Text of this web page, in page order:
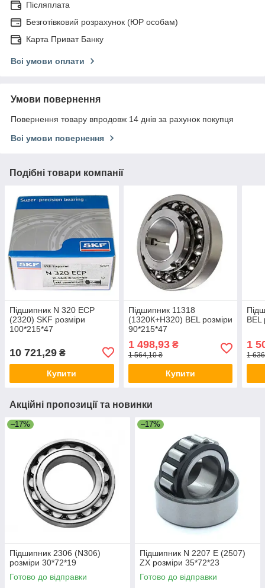
Післяплата
Безготівковий розрахунок (ЮР особам)
Карта Приват Банку
Всі умови оплати
Умови повернення
Повернення товару впродовж 14 днів за рахунок покупця
Всі умови повернення
Подібні товари компанії
Підшипник N 320 ECP
(2320) SKF розміри
100*215*47
10 721,29 ₴
Купити
Підшипник 11318
(1320К+Н320) BEL розміри
90*215*47
1 498,93₴
1 564,10 ₴
Купити
BEL
1
1
Акційні пропозиції та новинки
–17%
Підшипник 2306 (N306)
розміри 30*72*19
Готово до відправки
–17%
Підшипник N 2207 E (2507)
ZX розміри 35*72*23
Готово до відправки